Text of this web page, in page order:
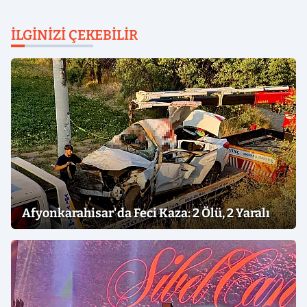
İLGINIZI ÇEKEBILIR
Afyonkarahisar'da Feci Kaza: 2 Ölü, 2 Yaralı